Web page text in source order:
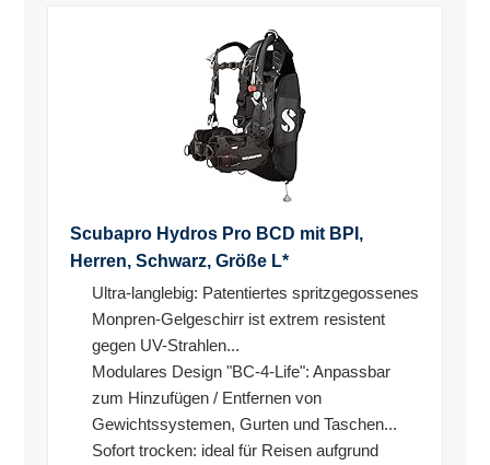
Scubapro Hydros Pro BCD mit BPI,
Herren, Schwarz, Größe L*
Ultra-langlebig: Patentiertes spritzgegossenes
Monpren-Gelgeschirr ist extrem resistent
gegen UV-Strahlen...
Modulares Design "BC-4-Life": Anpassbar
zum Hinzufügen / Entfernen von
Gewichtssystemen, Gurten und Taschen...
Sofort trocken: ideal für Reisen aufgrund